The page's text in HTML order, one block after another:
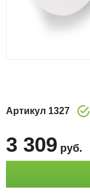
Артикул 1327
3 309 руб.